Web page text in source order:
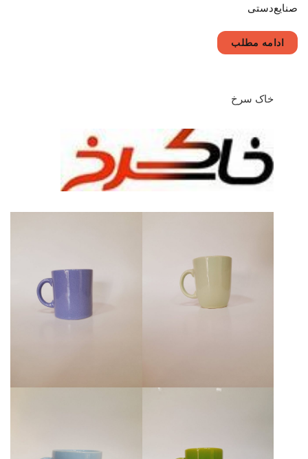
صنایع‌دستی
ادامه مطلب
خاک سرخ